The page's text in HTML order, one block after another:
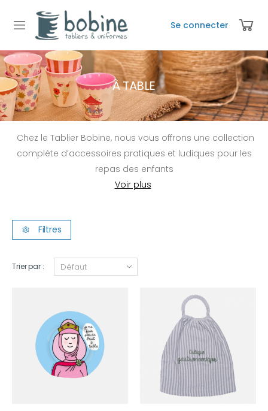
Se connecter
À TABLE
Chez le Tablier Bobine, nous vous offrons une collection
complète d’accessoires pratiques et ludiques pour les
repas des enfants
Filtres
Trier par :